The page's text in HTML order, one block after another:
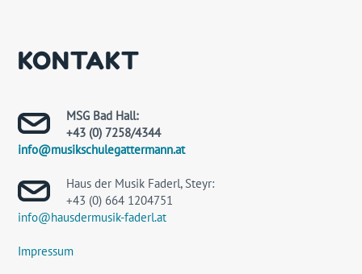
KONTAKT
MSG Bad Hall:
+43 (0) 7258/4344
info@musikschulegattermann.at
Haus der Musik Faderl, Steyr:
+43 (0) 664 1204751
info@hausdermusik-faderl.at
Impressum